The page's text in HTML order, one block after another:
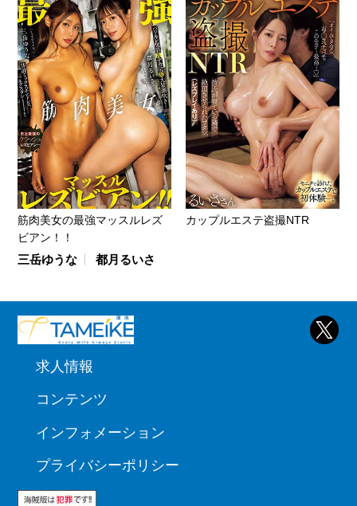
筋肉美女の最強マッスルレズ
ビアン！！
三岳ゆうな 都月るいさ
カップルエステ盗撮NTR
求人情報
コンテンツ
インフォメーション
プライバシーポリシー